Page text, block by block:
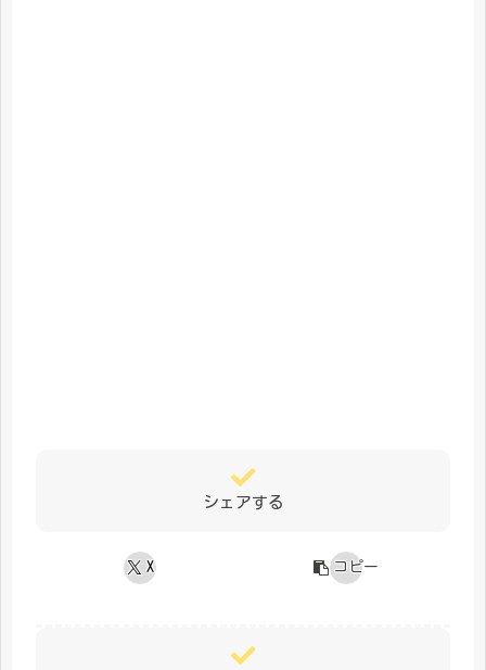
シェアする
X コピー